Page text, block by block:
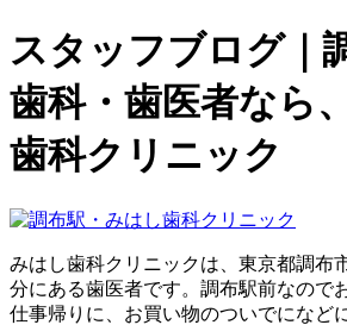
スタッフブログ｜
歯科・歯医者なら
歯科クリニック
みはし歯科クリニックは、東京都調布
分にある歯医者です。調布駅前なので
仕事帰りに、お買い物のついでになど